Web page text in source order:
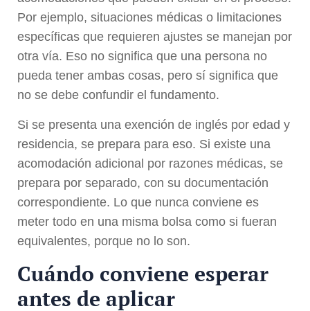
Por ejemplo, situaciones médicas o limitaciones
específicas que requieren ajustes se manejan por
otra vía. Eso no significa que una persona no
pueda tener ambas cosas, pero sí significa que
no se debe confundir el fundamento.
Si se presenta una exención de inglés por edad y
residencia, se prepara para eso. Si existe una
acomodación adicional por razones médicas, se
prepara por separado, con su documentación
correspondiente. Lo que nunca conviene es
meter todo en una misma bolsa como si fueran
equivalentes, porque no lo son.
Cuándo conviene esperar
antes de aplicar